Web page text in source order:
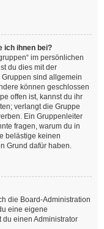
ich ihnen bei?
im persönlichen
du dies mit der
sind allgemein
können geschlossen
offen ist, kannst du ihr
verlangt die Gruppe
Ein Gruppenleiter
fragen, warum du in
belästige keinen
Grund dafür haben.
die Board-Administration
eine eigene
du einen Administrator